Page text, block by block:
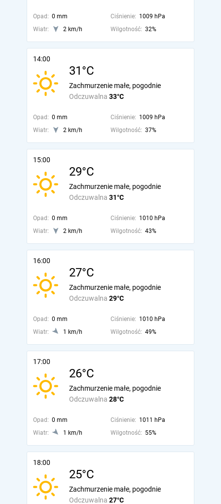
Opad: 0 mm Ciśnienie: 1009 hPa
Wiatr:
2 km/h Wilgotność: 32%
14:00
31°C
Odczuwalna 33°C
Zachmurzenie małe, pogodnie
Opad: 0 mm Ciśnienie: 1009 hPa
Wiatr:
2 km/h Wilgotność: 37%
15:00
29°C
Odczuwalna 31°C
Zachmurzenie małe, pogodnie
Opad: 0 mm Ciśnienie: 1010 hPa
Wiatr:
2 km/h Wilgotność: 43%
16:00
27°C
Odczuwalna 29°C
Zachmurzenie małe, pogodnie
Opad: 0 mm Ciśnienie: 1010 hPa
Wiatr:
1 km/h Wilgotność: 49%
17:00
26°C
Odczuwalna 28°C
Zachmurzenie małe, pogodnie
Opad: 0 mm Ciśnienie: 1011 hPa
Wiatr:
1 km/h Wilgotność: 55%
18:00
25°C
Odczuwalna 27°C
Zachmurzenie małe, pogodnie